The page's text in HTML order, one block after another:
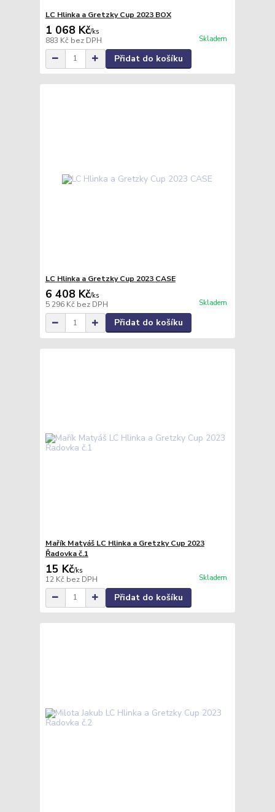
LC Hlinka a Gretzky Cup 2023 BOX
1 068 Kč/ks
883 Kč bez DPH Skladem
Přidat do košíku
LC Hlinka a Gretzky Cup 2023 CASE
6 408 Kč/ks
5 296 Kč bez DPH Skladem
Přidat do košíku
Mařík Matyáš LC Hlinka a Gretzky Cup 2023
Řadovka č.1
15 Kč/ks
12 Kč bez DPH Skladem
Přidat do košíku